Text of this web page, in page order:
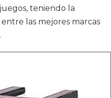
teniendo la
las mejores marcas